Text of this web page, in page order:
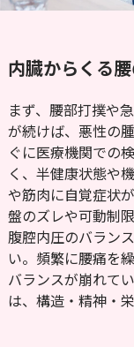
内臓からくる
まず、腰部打撲や
が続けば、悪性の
ぐに医療機関での
く、半健康状態や
や筋肉に自覚症状
盤のズレや可動制
腹腔内圧のバラン
い。頻繁に腰痛を
バランスが崩れて
は、構造・精神・